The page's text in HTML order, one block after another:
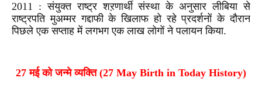
2011 : संयुक्त राष्ट्र शऱणार्थी संस्था के अनुसार लीबिया से
राष्ट्रपति मुअम्मर गद्दाफी के खिलाफ हो रहे प्रदर्शनों के दौरान
पिछले एक सप्ताह में लगभग एक लाख लोगों ने पलायन किया.
27 मई को जन्मे व्यक्ति (27 May Birth in Today History)